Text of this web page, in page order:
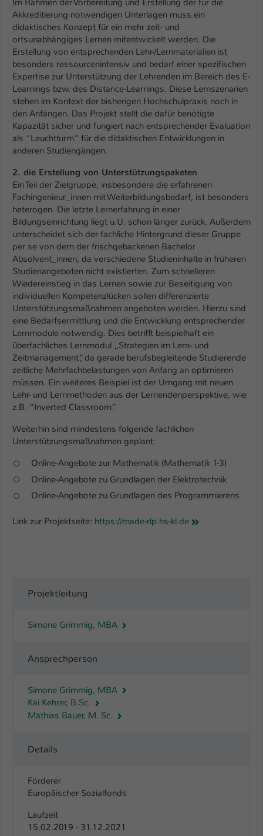
Akkreditierung notwendigen Unterlagen muss ein
didaktisches Konzept für ein mehr zeit- und
ortsunabhängiges Lernen mitentwickelt werden. Die
Erstellung von entsprechenden Lehr-/Lernmaterialien ist
besonders ressourcenintensiv und bedarf einer spezifischen
Expertise zur Unterstützung der Lehrenden im Bereich des E-
Learnings bzw. des Distance-Learnings. Diese Lernszenarien
stehen im Kontext der bisherigen Hochschulpraxis noch in
den Anfängen. Das Projekt stellt die dafür benötigte
Kapazität sicher und fungiert nach entsprechender Evaluation
als “Leuchtturm” für die didaktischen Entwicklungen in
anderen Studiengängen.
2. die Erstellung von Unterstützungspaketen
Ein Teil der Zielgruppe, insbesondere die erfahrenen
Fachingenieur_innen mit Weiterbildungsbedarf, ist besonders
heterogen. Die letzte Lernerfahrung in einer
Bildungseinrichtung liegt u.U. schon länger zurück. Außerdem
unterscheidet sich der fachliche Hintergrund dieser Gruppe
per se von dem der frischgebackenen Bachelor
Absolvent_innen, da verschiedene Studieninhalte in früheren
Studienangeboten nicht existierten. Zum schnelleren
Wiedereinstieg in das Lernen sowie zur Beseitigung von
individuellen Kompetenzlücken sollen differenzierte
Unterstützungsmaßnahmen angeboten werden. Hierzu sind
eine Bedarfsermittlung und die Entwicklung entsprechender
Lernmodule notwendig. Dies betrifft beispielhaft ein
überfachliches Lernmodul „Strategien im Lern- und
Zeitmanagement“, da gerade berufsbegleitende Studierende
zeitliche Mehrfachbelastungen von Anfang an optimieren
müssen. Ein weiteres Beispiel ist der Umgang mit neuen
Lehr- und Lernmethoden aus der Lernendenperspektive, wie
z.B. “Inverted Classroom”.
Weiterhin sind mindestens folgende fachlichen
Unterstützungsmaßnahmen geplant:
Online-Angebote zur Mathematik (Mathematik 1-3)
Online-Angebote zu Grundlagen der Elektrotechnik
Online-Angebote zu Grundlagen des Programmierens
Link zur Projektseite: https://made-rlp.hs-kl.de
Projektleitung
Simone Grimmig, MBA
Ansprechperson
Simone Grimmig, MBA
Kai Kehrer, B.Sc.
Mathias Bauer, M. Sc.
Details
Förderer
Europäischer Sozialfonds
Laufzeit
15.02.2019 - 31.12.2021
Zweck
Einstellungen. Unter anderem eine zufällig
generierte ID, für die historische
Speicherung Ihrer vorgenommen
Einstellungen, falls der Webseiten-
Betreiber dies eingestellt hat.
Name fe_typo_user / PHPSESSID
Anbieter TYPO3
Laufzeit 1 Woche
Zweck
Dieses Cookie ist ein Standard-Session-
Cookie von TYPO3. Es speichert im Fall
eines Intranet-Logins die Session-ID. So
kann der eingeloggte Benutzer
wiedererkannt werden und es wird ihm
Zugang zu geschützten Bereichen
gewährt.
Name be_typo_user
Anbieter TYPO3
Laufzeit 1 Tag
Zweck
Dieser Cookie teilt der Webseite mit, ob
ein Besucher im Typo3-Backend
angemeldet ist und Rechte besitzt diese
zu verwalten.